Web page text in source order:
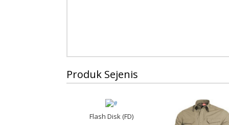
Produk Sejenis
Flash Disk (FD)